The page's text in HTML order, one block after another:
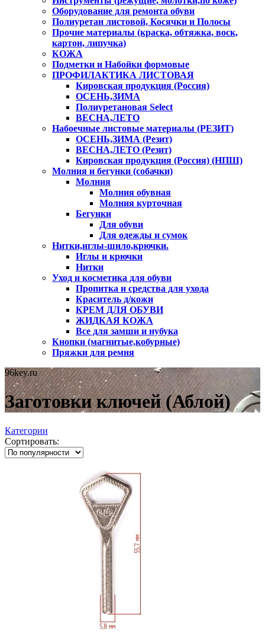
Оборудование для ремонта обуви
Полиуретан листовой, Косячки и Полосы
Прочие материалы (краска, обтяжка, воск,
картон, липучка)
КОЖА
Подметки и Набойки формовые
ПРОФИЛАКТИКА ЛИСТОВАЯ
Кировская продукция (Россия)
ОСЕНЬ,ЗИМА
Полиуретановая Select
ВЕСНА,ЛЕТО
Набоечные листовые материалы (РЕЗИТ)
ОСЕНЬ,ЗИМА (Резит)
ВЕСНА,ЛЕТО (Резит)
Кировская продукция (Россия) (НПШ)
Молния и бегунки (собачки)
Молния
Молния обувная
Молния курточная
Бегунки
Для обуви
Для одежды и сумок
Нитки,иглы-шило,крючки.
Иглы и крючки
Нитки
Уход и косметика для обуви
Пропитка и средства для ухода
Краситель д/кожи
КРЕМ ДЛЯ ОБУВИ
ЖИДКАЯ КОЖА
Все для замши и нубука
Кнопки (магнитые,кобурные)
Пряжки для ремня
96key.ru
Заготовки ключей (Аблой)
Категории
Сортировать: